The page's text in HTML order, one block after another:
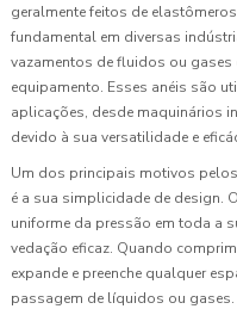
geralmente feitos de
fundamental em diversas
vazamentos de fluidos ou gases
equipamento. Esses anéis são
aplicações, desde maquinários
devido à sua versatilidade e
Um dos principais motivos
é a sua simplicidade de design.
uniforme da pressão em toda a
vedação eficaz. Quando
expande e preenche qualquer
passagem de líquidos ou gases.